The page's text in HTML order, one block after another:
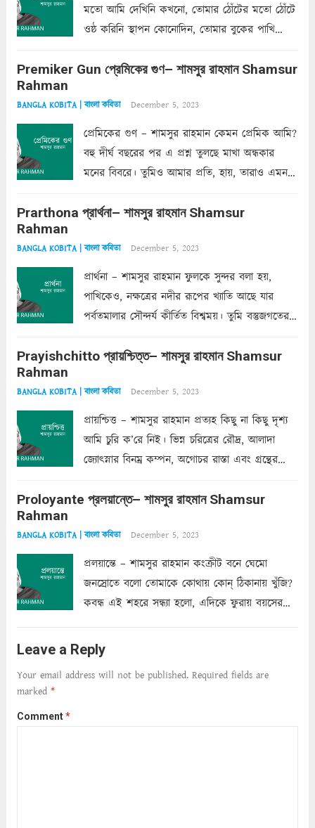
মতো আমি দেখিনি কখনো, তোমার ঠোঁটের মতো ঠোঁটে
ওষ্ঠ করিনি স্থাপন কোনোদিন, তোমার বুকের পাখি
কোথাও কি এরকম ছায়া দেয় ক্লান্তির প্রহরে? মুছে
Premiker Gun প্রেমিকের গুণ– শামসুর রাহমান Shamsur
Rahman
BANGLA KOBITA | বাংলা কবিতা December 5, 2023
প্রেমিকের গুণ – শামসুর রাহমান কেমন প্রেমিক আমি?
বহু দীর্ঘ বছরের পর এ প্রশ্ন তুলছে মাখা অন্ধকার
মনের বিবরে। তুমিও আমার প্রতি, হায়, তারাও এমন
একান্ত জরুরি- নইলে একটি দেয়াল নিমেষেই ভীষণ
Prarthona প্রার্থনা– শামসুর রাহমান Shamsur
Rahman
BANGLA KOBITA | বাংলা কবিতা December 5, 2023
প্রার্থনা – শামসুর রাহমান ফুলকে সুন্দর বলা হয়,
পাখিকেও, নক্ষত্রের নদীর রূপের খ্যাতি আছে যার
পর্বতমালার সৌন্দর্য কীর্তিত বিশ্বময়। তুমি বস্তুজগতের
তার সুষমায় পার্থক্য অনেক। তোমাকে সুন্দরী বলা চলে,
Prayishchitto প্রায়শ্চিত্ত– শামসুর রাহমান Shamsur
Rahman
BANGLA KOBITA | বাংলা কবিতা December 5, 2023
প্রায়শ্চিত্ত – শামসুর রাহমান প্রত্যহ কিছু না কিছু দৃশ্য
আমি চুরি ক’রে নিই। ভিন্ন চরিত্রের রৌদ্র, আলাদা
জ্যোৎস্নার বিনম্র কম্পন, অগোচর রাস্তা এবং গ্রন্থের
ছায়াচ্ছন্ন মোহন মিথুন মূর্তি, লোপামুদ্রা ভীষণ বিব্রত
Proloyante প্রলয়ান্তে– শামসুর রাহমান Shamsur
Rahman
BANGLA KOBITA | বাংলা কবিতা December 5, 2023
প্রলয়ান্তে – শামসুর রাহমান কংক্রীট বনে ঘেমো
জনস্রোতে বলো তোমাকে কোথায় কোন্‌ ঠিকানায় খুঁজি?
কবন্ধ এই শহরে সন্ধ্যা হলো, এদিকে ফুরায় বয়সের
আমার শরীরে সখ্য গড়ে, তোমার গহন ঊর্মিল যৌবন
আনে আশ্বন...
Leave a Reply
Your email address will not be published. Required fields are
marked *
Comment*